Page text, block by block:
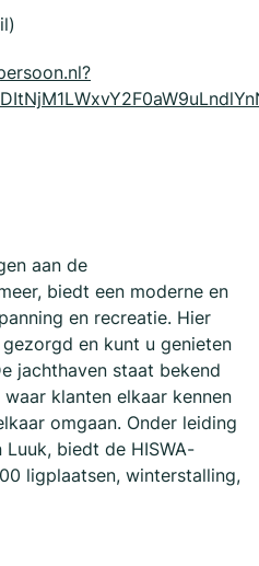
aan de
biedt een moderne en
en recreatie. Hier
en kunt u genieten
jachthaven staat bekend
klanten elkaar kennen
omgaan. Onder leiding
biedt de HISWA-
ligplaatsen, winterstalling,